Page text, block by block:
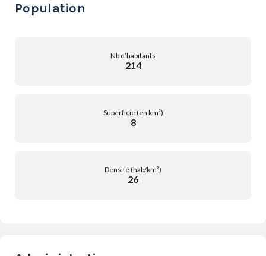
Population
Nb d’habitants
214
Superficie (en km²)
8
Densité (hab/km²)
26